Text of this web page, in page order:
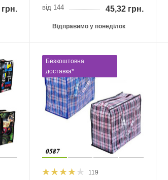
грн. від 144 45,32грн.
Відправимо у понеділок
Безкоштовна
доставка*
119